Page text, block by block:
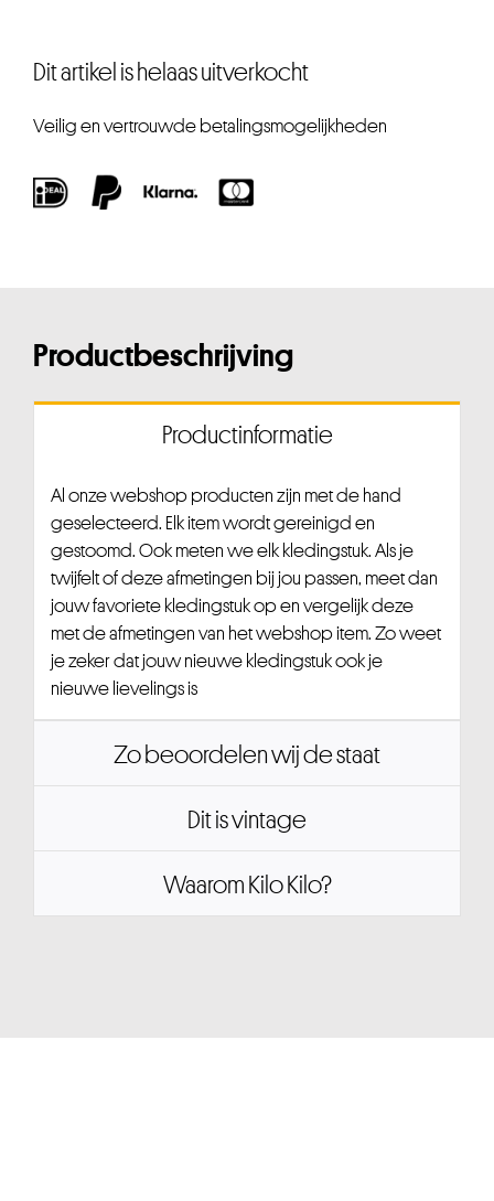
Dit artikel is helaas uitverkocht
Veilig en vertrouwde betalingsmogelijkheden
Productbeschrijving
Productinformatie
Al onze webshop producten zijn met de hand
geselecteerd. Elk item wordt gereinigd en
gestoomd. Ook meten we elk kledingstuk. Als je
twijfelt of deze afmetingen bij jou passen, meet dan
jouw favoriete kledingstuk op en vergelijk deze
met de afmetingen van het webshop item. Zo weet
je zeker dat jouw nieuwe kledingstuk ook je
nieuwe lievelings is
Zo beoordelen wij de staat
Dit is vintage
Waarom Kilo Kilo?